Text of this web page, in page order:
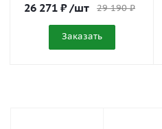
26 271 ₽ /шт 29 190₽
Заказать